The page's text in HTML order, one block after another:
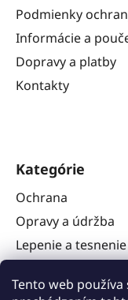
Tento web
Podmienky
Informácie a
Dopravy a platby
Kontakty
Kategórie
Ochrana
Opravy a údržba
Lepenie a tesnenie
Stavba karavanov